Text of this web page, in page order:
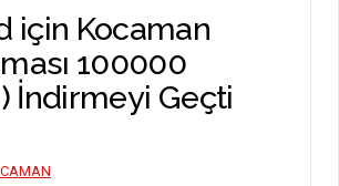
için Kocaman
100000
İndirmeyi Geçti